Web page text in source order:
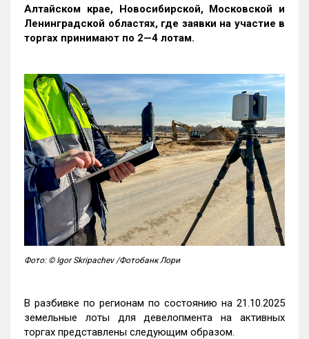
Алтайском крае, Новосибирской, Московской и
Ленинградской областях, где заявки на участие в
торгах принимают по 2—4 лотам.
Фото: © Igor Skripachev /Фотобанк Лори
В разбивке по регионам по состоянию на 21.10.2025
земельные лоты для девелопмента на активных
торгах представлены следующим образом.